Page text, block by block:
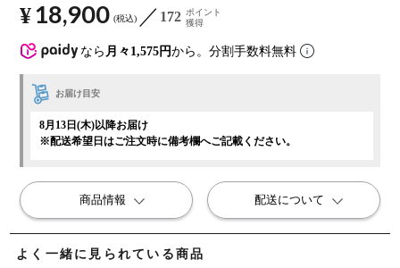
よく一緒に見られている商品
なら 月々1,575円から。分割手数料無料
¥ 18,900 税込 172 ポイント
獲得
お届け目安
8月13日(木)以降お届け
※配送希望日はご注文時に備考欄へご記載ください。
商品情報 配送について